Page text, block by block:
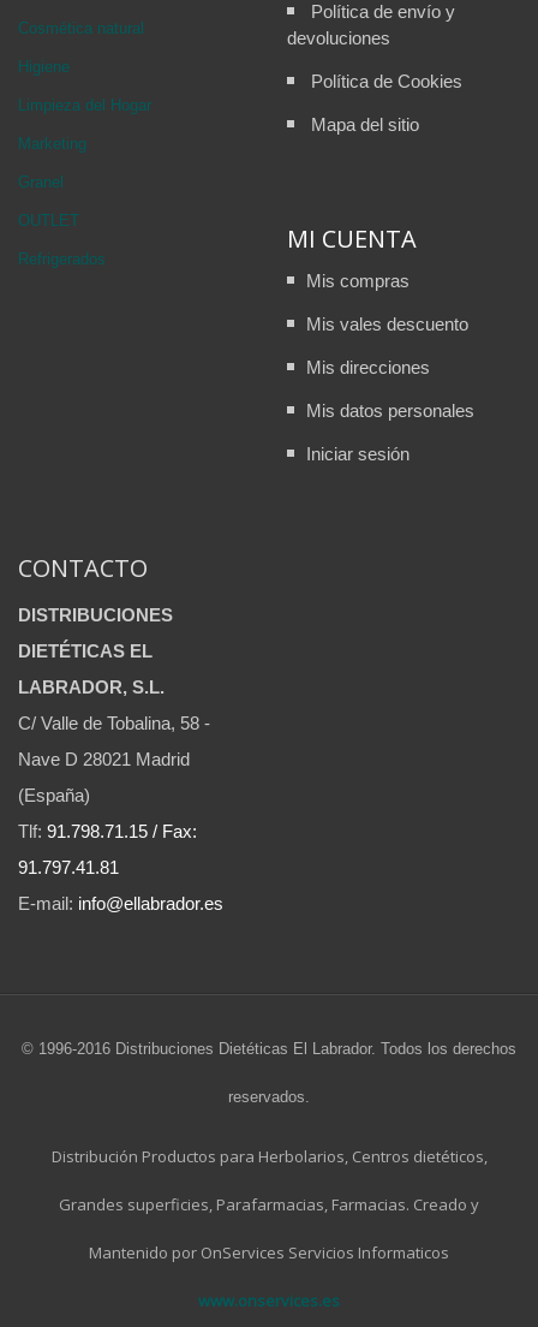
Cosmética natural
Higiene
Limpieza del Hogar
Marketing
Granel
OUTLET
Refrigerados
Política de envío y
devoluciones
Política de Cookies
Mapa del sitio
MI CUENTA
Mis compras
Mis vales descuento
Mis direcciones
Mis datos personales
Iniciar sesión
CONTACTO
DISTRIBUCIONES
DIETÉTICAS EL
LABRADOR, S.L.
C/ Valle de Tobalina, 58 -
Nave D 28021 Madrid
(España)
Tlf: 91.798.71.15 / Fax:
91.797.41.81
E-mail: info@ellabrador.es
© 1996-2016 Distribuciones Dietéticas El Labrador. Todos los derechos
reservados.
Distribución Productos para Herbolarios, Centros dietéticos,
Grandes superficies, Parafarmacias, Farmacias. Creado y
Mantenido por OnServices Servicios Informaticos
www.onservices.es